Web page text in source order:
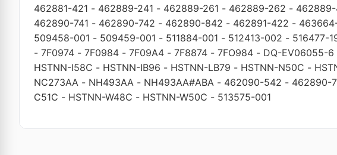
462881-421 - 462889-241 - 462889-261 - 462889-262 -
462890-741 - 462890-742 - 462890-842 - 462891-422 -
509458-001 - 509459-001 - 511884-001 - 512413-002 - 516477-
- 7F0974 - 7F0984 - 7F09A4 - 7F8874 - 7FO984 - DQ-EV06055-6
HSTNN-I58C - HSTNN-IB96 - HSTNN-LB79 - HSTNN-N50C -
NC273AA - NH493AA - NH493AA#ABA - 462090-542 - 462890-
C51C - HSTNN-W48C - HSTNN-W50C - 513575-001